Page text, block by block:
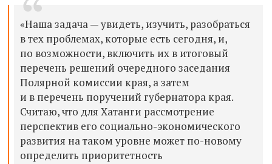
«Наша задача — увидеть, изучить, разобраться
в тех проблемах, которые есть сегодня, и,
по возможности, включить их в итоговый
перечень решений очередного заседания
Полярной комиссии края, а затем
и в перечень поручений губернатора края.
Считаю, что для Хатанги рассмотрение
перспектив его социально-экономического
развития на таком уровне может по-новому
определить приоритетность